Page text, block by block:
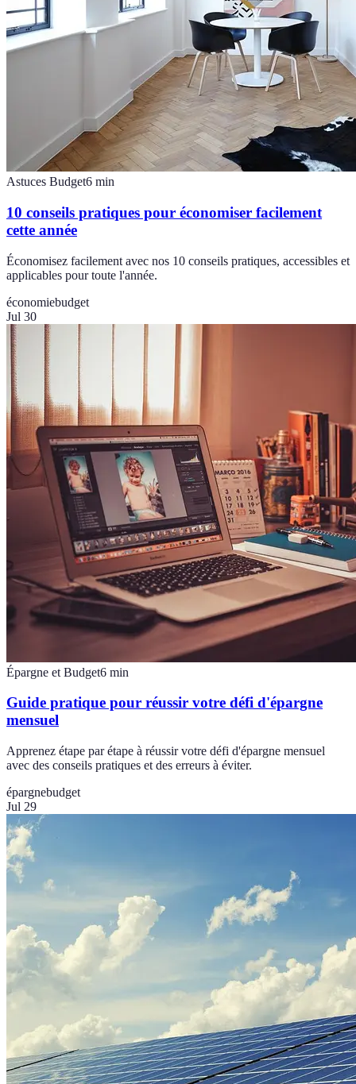
Astuces Budget6 min
10 conseils pratiques pour économiser facilement
cette année
Économisez facilement avec nos 10 conseils pratiques, accessibles et
applicables pour toute l'année.
économiebudget
Jul 30
Épargne et Budget6 min
Guide pratique pour réussir votre défi d'épargne
mensuel
Apprenez étape par étape à réussir votre défi d'épargne mensuel
avec des conseils pratiques et des erreurs à éviter.
épargnebudget
Jul 29